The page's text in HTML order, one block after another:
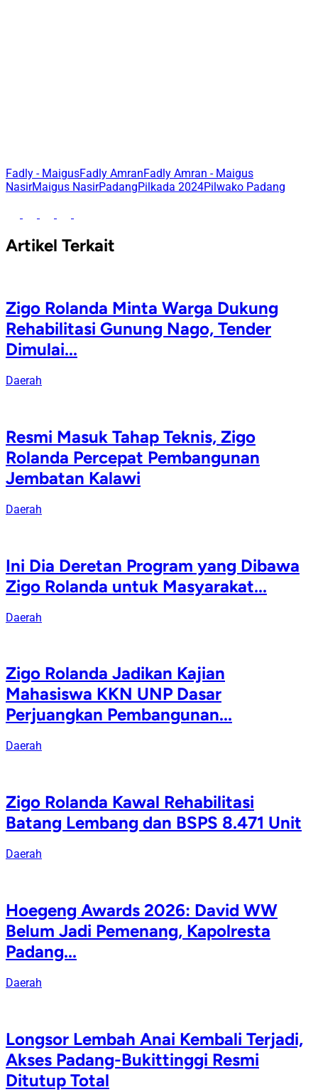
Fadly - MaigusFadly AmranFadly Amran - Maigus
NasirMaigus NasirPadangPilkada 2024Pilwako Padang
Artikel Terkait
Zigo Rolanda Minta Warga Dukung
Rehabilitasi Gunung Nago, Tender
Dimulai...
Daerah
Resmi Masuk Tahap Teknis, Zigo
Rolanda Percepat Pembangunan
Jembatan Kalawi
Daerah
Ini Dia Deretan Program yang Dibawa
Zigo Rolanda untuk Masyarakat...
Daerah
Zigo Rolanda Jadikan Kajian
Mahasiswa KKN UNP Dasar
Perjuangkan Pembangunan...
Daerah
Zigo Rolanda Kawal Rehabilitasi
Batang Lembang dan BSPS 8.471 Unit
Daerah
Hoegeng Awards 2026: David WW
Belum Jadi Pemenang, Kapolresta
Padang...
Daerah
Longsor Lembah Anai Kembali Terjadi,
Akses Padang-Bukittinggi Resmi
Ditutup Total